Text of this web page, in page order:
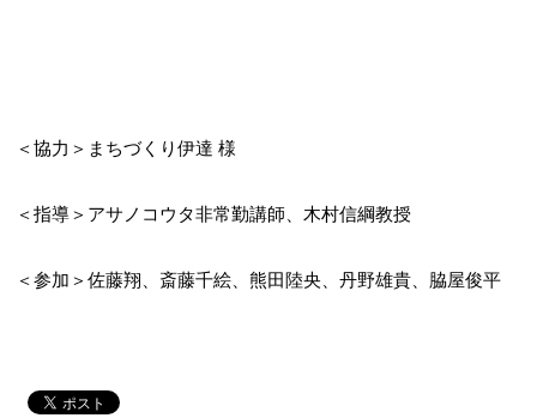
＜協力＞まちづくり伊達 様
＜指導＞アサノコウタ非常勤講師、木村信綱教授
＜参加＞佐藤翔、斎藤千絵、熊田陸央、丹野雄貴、脇屋俊平